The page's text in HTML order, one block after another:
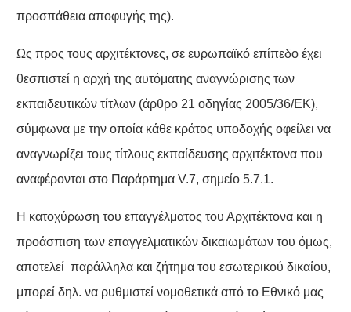
προσπάθεια αποφυγής της).
Ως προς τους αρχιτέκτονες, σε ευρωπαϊκό επίπεδο έχει
θεσπιστεί η αρχή της αυτόματης αναγνώρισης των
εκπαιδευτικών τίτλων (άρθρο 21 οδηγίας 2005/36/ΕΚ),
σύμφωνα με την οποία κάθε κράτος υποδοχής οφείλει να
αναγνωρίζει τους τίτλους εκπαίδευσης αρχιτέκτονα που
αναφέρονται στο Παράρτημα V.7, σημείο 5.7.1.
H κατοχύρωση του επαγγέλματος του Αρχιτέκτονα και η
προάσπιση των επαγγελματικών δικαιωμάτων του όμως,
αποτελεί παράλληλα και ζήτημα του εσωτερικού δικαίου,
μπορεί δηλ. να ρυθμιστεί νομοθετικά από το Εθνικό μας